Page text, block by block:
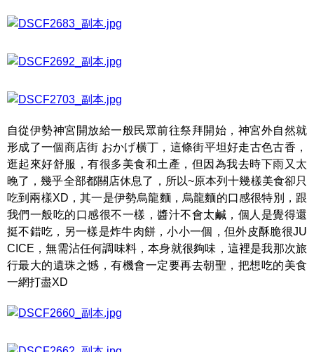
自從伊勢神宮開放給一般民眾前往祭拜開始，神宮外自然就
形成了一個商店街 おかげ横丁，這條街平坦好走古色古香，
逛起來好舒服，有很多美食和土產，但因為我去時下雨又太
晚了，幾乎全部都關店休息了，所以~原本列十幾樣美食卻只
吃到兩樣XD，其一是伊勢烏龍麵，烏龍麵的口感很特別，跟
我們一般吃的口感很不一樣，醬汁不會太鹹，個人是覺得還
挺不錯吃，另一樣是炸牛肉餅，小小一個，但外皮酥脆很JU
CICE，無需沾任何調味料，本身就很夠味，這裡是我那次旅
行最大的遺珠之憾，有機會一定要再去朝聖，把想吃的美食
一網打盡XD